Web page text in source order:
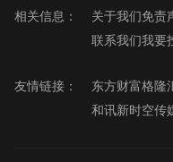
相关信息： 关于我们免责
联系我们我要
友情链接： 东方财富格隆
和讯新时空传